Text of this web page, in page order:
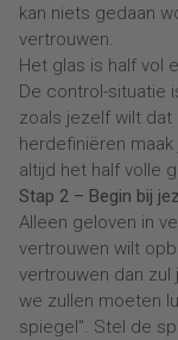
kan niets gedaan
vertrouwen.
Het glas is half vol
De control-situatie
zoals jezelf wilt dat
herdefiniëren
altijd het half volle
Stap 2 – Begin bij
Alleen geloven in
vertrouwen wilt
vertrouwen dan
we zullen moeten
spiegel”. Stel de